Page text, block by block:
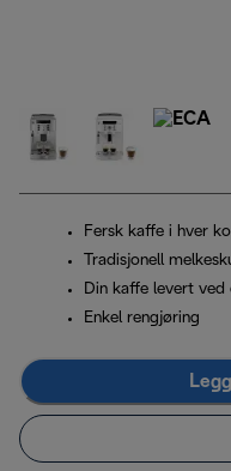
Fersk kaffe i hver
Tradisjonell
Din kaffe levert
Enkel rengjøring